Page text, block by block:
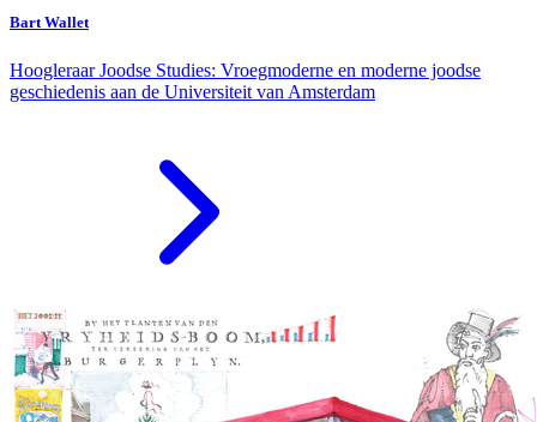
Bart Wallet
Hoogleraar Joodse Studies: Vroegmoderne en moderne joodse
geschiedenis aan de Universiteit van Amsterdam